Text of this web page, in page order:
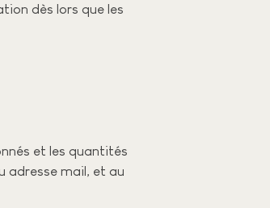
dès lors que les
et les quantités
adresse mail, et au